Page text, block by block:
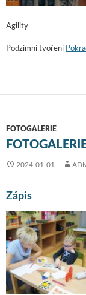
Agility
Podzimní tvoření
FOTOGALERIE
2024-01-01
Zápis